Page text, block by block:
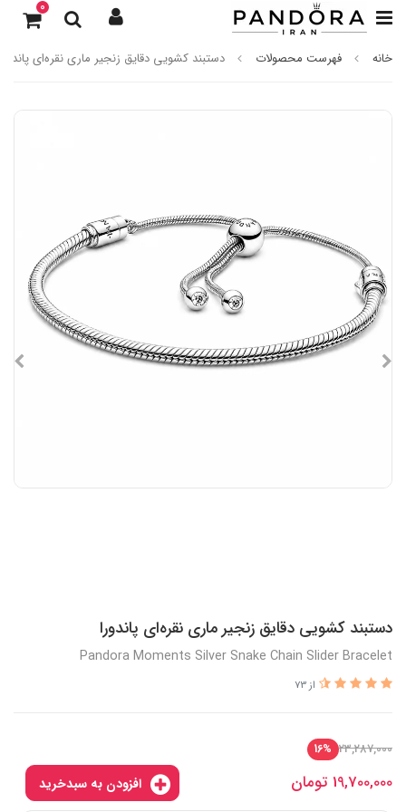
0
خانه فهرست محصولات دستبند کشویی دقایق زنجیر ماری نقره‌ای پاندورا
دستبند کشویی دقایق زنجیر ماری نقره‌ای پاندورا
Pandora Moments Silver Snake Chain Slider Bracelet
از 73
23,287,000
16%
19,700,000 تومان